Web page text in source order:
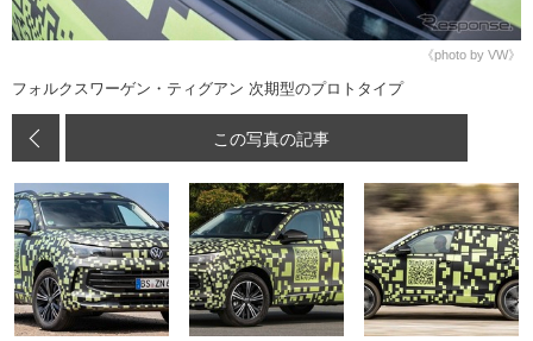
《photo by VW》
フォルクスワーゲン・ティグアン 次期型のプロトタイプ
この写真の記事